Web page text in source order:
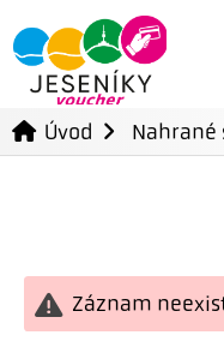
Úvod Nahrané
Záznam